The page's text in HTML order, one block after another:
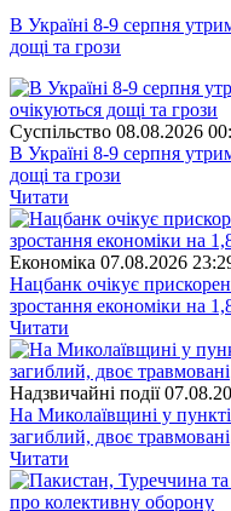
В Україні 8-9 серпня
дощі та грози
Суспiльство 08.08.2026
В Україні 8-9 серпня
дощі та грози
Читати
Економіка 07.08.2026
Нацбанк очікує
зростання економіки на
Читати
Надзвичайні події
На Миколаївщині у
загиблий, двоє травмовані
Читати